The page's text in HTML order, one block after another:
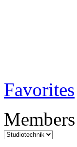
Favorites
Members